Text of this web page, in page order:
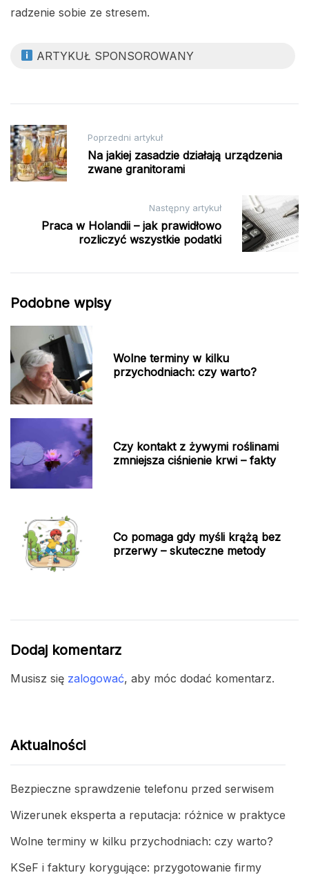
radzenie sobie ze stresem.
ARTYKUŁ SPONSOROWANY
Nawigacja
wpisu
Poprzedni artykuł
Na jakiej zasadzie działają urządzenia
zwane granitorami
Następny artykuł
Praca w Holandii – jak prawidłowo
rozliczyć wszystkie podatki
Podobne wpisy
Wolne terminy w kilku
przychodniach: czy warto?
Czy kontakt z żywymi roślinami
zmniejsza ciśnienie krwi – fakty
Co pomaga gdy myśli krążą bez
przerwy – skuteczne metody
Dodaj komentarz
Musisz się zalogować, aby móc dodać komentarz.
Aktualności
Bezpieczne sprawdzenie telefonu przed serwisem
Wizerunek eksperta a reputacja: różnice w praktyce
Wolne terminy w kilku przychodniach: czy warto?
KSeF i faktury korygujące: przygotowanie firmy